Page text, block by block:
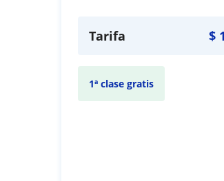
Tarifa $
1ª clase gratis